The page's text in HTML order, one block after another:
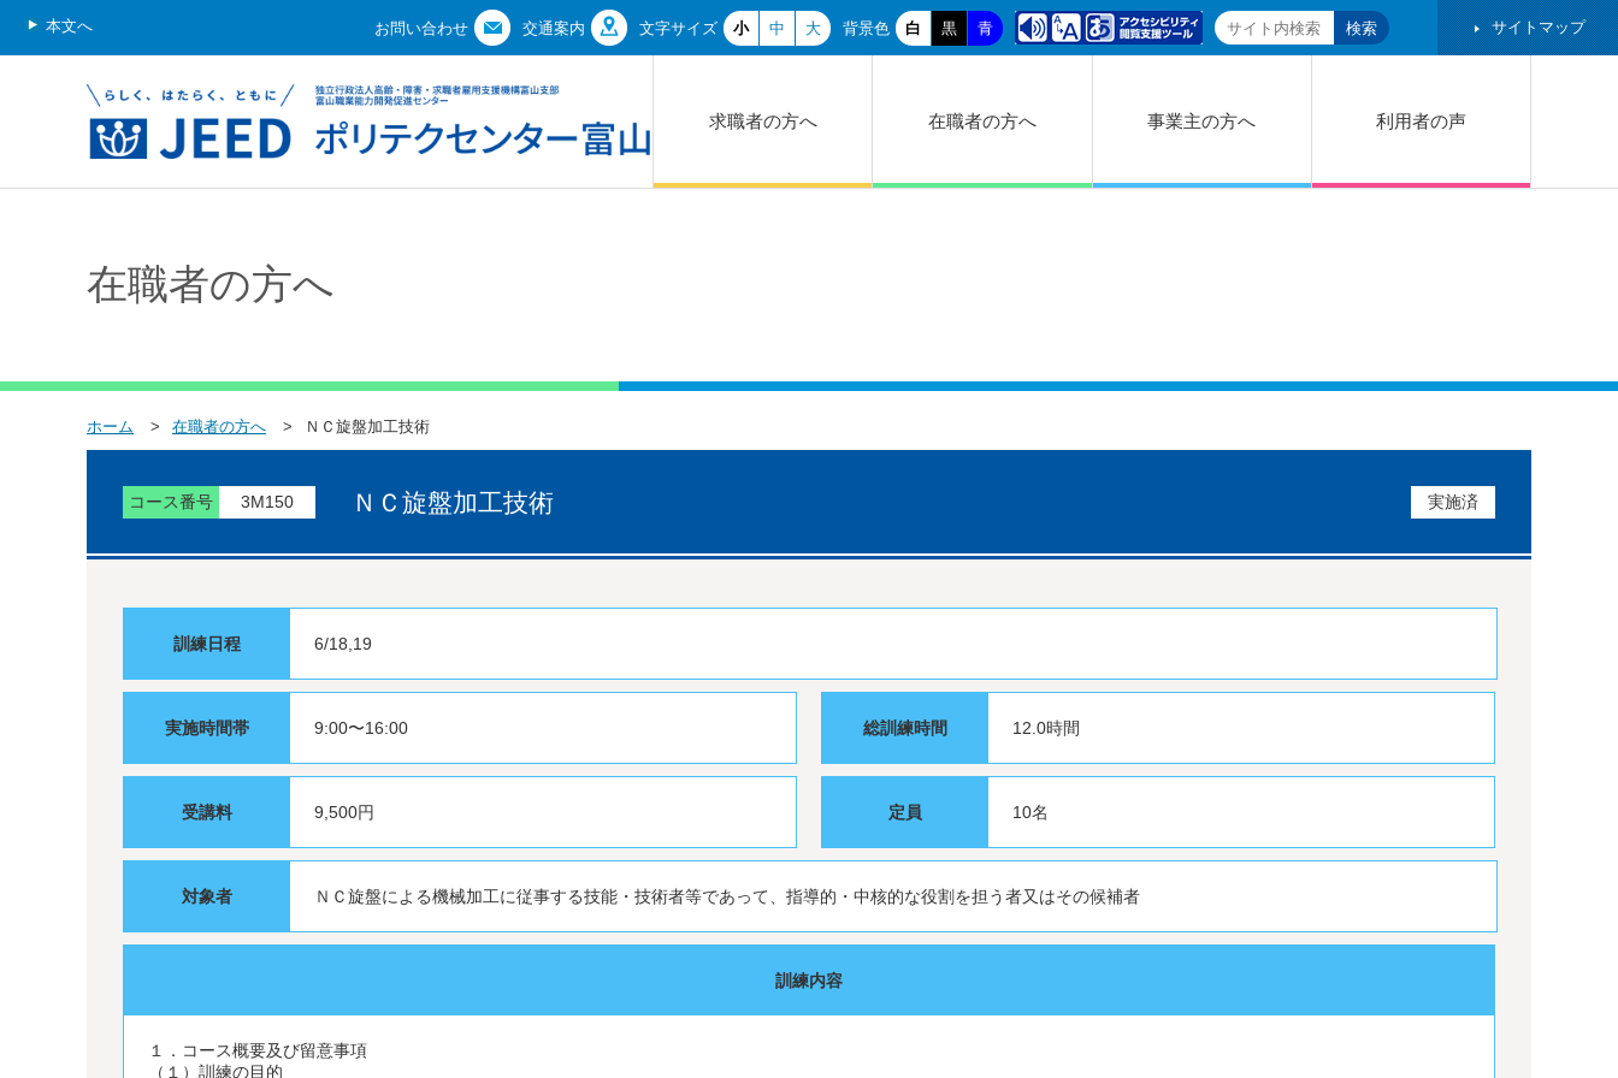
本文へ お問い合わせ 交通案内 文字サイズ 小 中 大 背景色 白 黒 青 サイトマップ
求職者の方へ 在職者の方へ 事業主の方へ 利用者の声
在職者の方へ
ホーム 在職者の方へ ＮＣ旋盤加工技術
コース番号 3M150 ＮＣ旋盤加工技術 実施済
訓練日程 6/18,19
実施時間帯 9:00〜16:00 総訓練時間 12.0時間
受講料 9,500円 定員 10名
対象者 ＮＣ旋盤による機械加工に従事する技能・技術者等であって、指導的・中核的な役割を担う者又はその候補者
訓練内容
１．コース概要及び留意事項
（１）訓練の目的